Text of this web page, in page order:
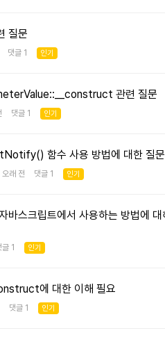
질문
댓글 1 인기
관련 질문
댓글 1 인기
함수 사용 방법에 대한 질문
오래 전 댓글 1 인기
스크립트에서 사용하는 방법에 대
글 1 인기
에 대한 이해 필요
댓글 1 인기